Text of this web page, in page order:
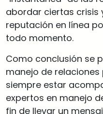
abordar ciertas crisis
reputación en línea
todo momento.
Como conclusión se
manejo de
siempre estar
expertos en manejo
fin de llevar un